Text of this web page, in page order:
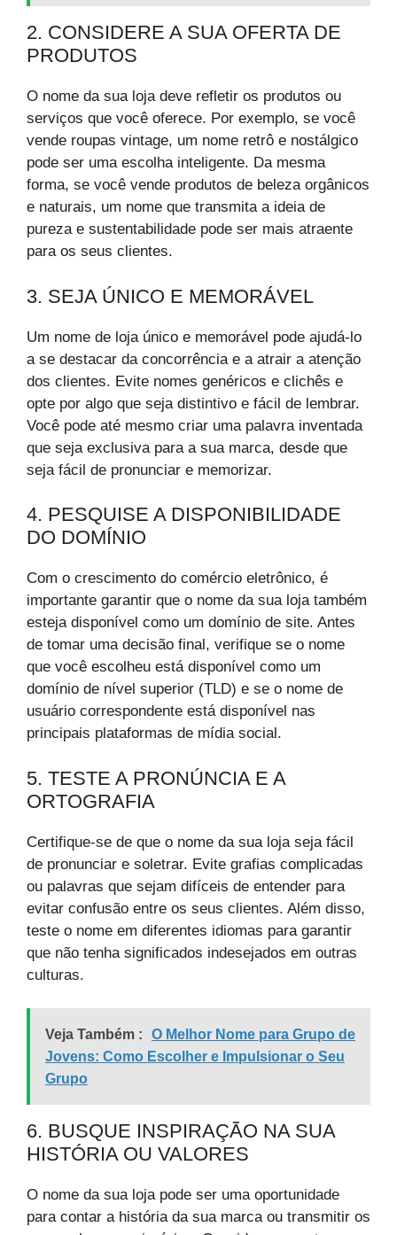
2. CONSIDERE A SUA OFERTA DE
PRODUTOS
O nome da sua loja deve refletir os produtos ou
serviços que você oferece. Por exemplo, se você
vende roupas vintage, um nome retrô e nostálgico
pode ser uma escolha inteligente. Da mesma
forma, se você vende produtos de beleza orgânicos
e naturais, um nome que transmita a ideia de
pureza e sustentabilidade pode ser mais atraente
para os seus clientes.
3. SEJA ÚNICO E MEMORÁVEL
Um nome de loja único e memorável pode ajudá-lo
a se destacar da concorrência e a atrair a atenção
dos clientes. Evite nomes genéricos e clichês e
opte por algo que seja distintivo e fácil de lembrar.
Você pode até mesmo criar uma palavra inventada
que seja exclusiva para a sua marca, desde que
seja fácil de pronunciar e memorizar.
4. PESQUISE A DISPONIBILIDADE
DO DOMÍNIO
Com o crescimento do comércio eletrônico, é
importante garantir que o nome da sua loja também
esteja disponível como um domínio de site. Antes
de tomar uma decisão final, verifique se o nome
que você escolheu está disponível como um
domínio de nível superior (TLD) e se o nome de
usuário correspondente está disponível nas
principais plataformas de mídia social.
5. TESTE A PRONÚNCIA E A
ORTOGRAFIA
Certifique-se de que o nome da sua loja seja fácil
de pronunciar e soletrar. Evite grafias complicadas
ou palavras que sejam difíceis de entender para
evitar confusão entre os seus clientes. Além disso,
teste o nome em diferentes idiomas para garantir
que não tenha significados indesejados em outras
culturas.
Veja Também :
O Melhor Nome para Grupo de
Jovens: Como Escolher e Impulsionar o Seu
Grupo
6. BUSQUE INSPIRAÇÃO NA SUA
HISTÓRIA OU VALORES
O nome da sua loja pode ser uma oportunidade
para contar a história da sua marca ou transmitir os